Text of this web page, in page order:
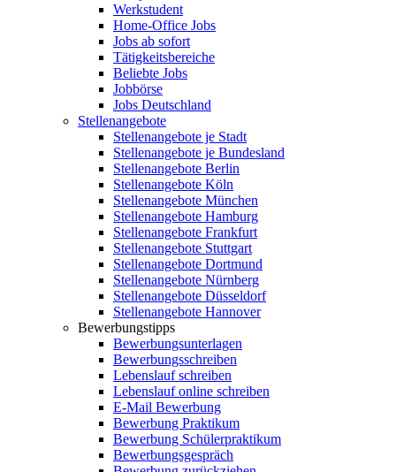
Werkstudent
Home-Office Jobs
Jobs ab sofort
Tätigkeitsbereiche
Beliebte Jobs
Jobbörse
Jobs Deutschland
Stellenangebote
Stellenangebote je Stadt
Stellenangebote je Bundesland
Stellenangebote Berlin
Stellenangebote Köln
Stellenangebote München
Stellenangebote Hamburg
Stellenangebote Frankfurt
Stellenangebote Stuttgart
Stellenangebote Dortmund
Stellenangebote Nürnberg
Stellenangebote Düsseldorf
Stellenangebote Hannover
Bewerbungstipps
Bewerbungsunterlagen
Bewerbungsschreiben
Lebenslauf schreiben
Lebenslauf online schreiben
E-Mail Bewerbung
Bewerbung Praktikum
Bewerbung Schülerpraktikum
Bewerbungsgespräch